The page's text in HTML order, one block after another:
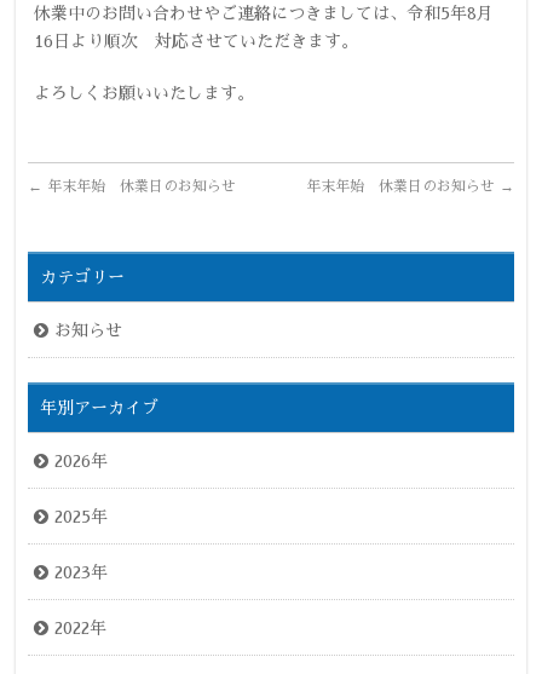
休業中のお問い合わせやご連絡につきましては、令和5年8月
16日より順次 対応させていただきます。
よろしくお願いいたします。
← 年末年始 休業日のお知らせ 年末年始 休業日のお知らせ →
カテゴリー
お知らせ
年別アーカイブ
2026年
2025年
2023年
2022年